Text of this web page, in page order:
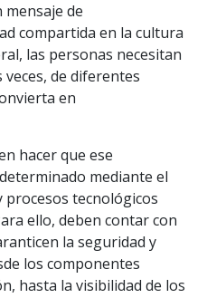
de
compartida en la cultura
las personas necesitan
de diferentes
en
hacer que ese
mediante el
procesos tecnológicos
ello, deben contar con
la seguridad y
los componentes
hasta la visibilidad de los